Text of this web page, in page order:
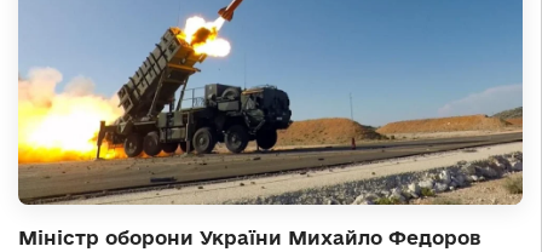
Міністр оборони України Михайло Федоров